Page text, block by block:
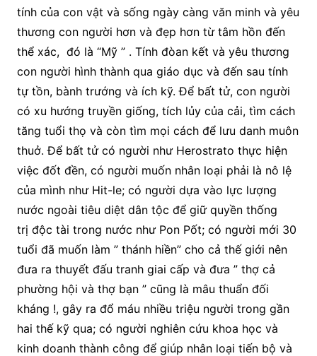
tính của con vật và sống ngày càng văn minh và yêu
thương con người hơn và đẹp hơn từ tâm hồn đến
thể xác, đó là “Mỹ ” . Tính đòan kết và yêu thương
con người hình thành qua giáo dục và đến sau tính
tự tồn, bành trướng và ích kỹ. Để bất tử, con người
có xu hướng truyền giống, tích lủy của cải, tìm cách
tăng tuổi thọ và còn tìm mọi cách để lưu danh muôn
thuở. Để bất tử có người như Herostrato thực hiện
việc đốt đền, có người muốn nhân loại phải là nô lệ
của mình như Hit-le; có người dựa vào lực lượng
nước ngoài tiêu diệt dân tộc để giữ quyền thống
trị độc tài trong nước như Pon Pốt; có người mới 30
tuổi đã muốn làm ” thánh hiền” cho cả thế giới nên
đưa ra thuyết đấu tranh giai cấp và đưa ” thợ cả
phường hội và thợ bạn ” cũng là mâu thuẩn đối
kháng !, gây ra đổ máu nhiều triệu người trong gần
hai thế kỹ qua; có người nghiên cứu khoa học và
kinh doanh thành công để giúp nhân loại tiến bộ và